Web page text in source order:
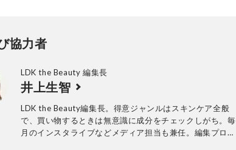
協力者
LDK the Beauty 編集長
井上生智
LDK the Beauty編集長。得意ジャンルはスキンケア全般
で、買い物するときは無意識に成分をチェックしがち。毎
月のインスタライブなどメディア担当も兼任。編集プロダ